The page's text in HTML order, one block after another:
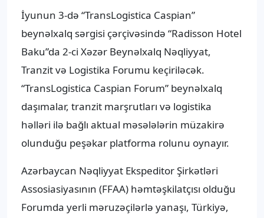
İyunun 3-də “TransLogistica Caspian”
beynəlxalq sərgisi çərçivəsində “Radisson Hotel
Baku”da 2-ci Xəzər Beynəlxalq Nəqliyyat,
Tranzit və Logistika Forumu keçiriləcək.
“TransLogistica Caspian Forum” beynəlxalq
daşımalar, tranzit marşrutları və logistika
həlləri ilə bağlı aktual məsələlərin müzakirə
olunduğu peşəkar platforma rolunu oynayır.
Azərbaycan Nəqliyyat Ekspeditor Şirkətləri
Assosiasiyasının (FFAA) həmtəşkilatçısı olduğu
Forumda yerli məruzəçilərlə yanaşı, Türkiyə,